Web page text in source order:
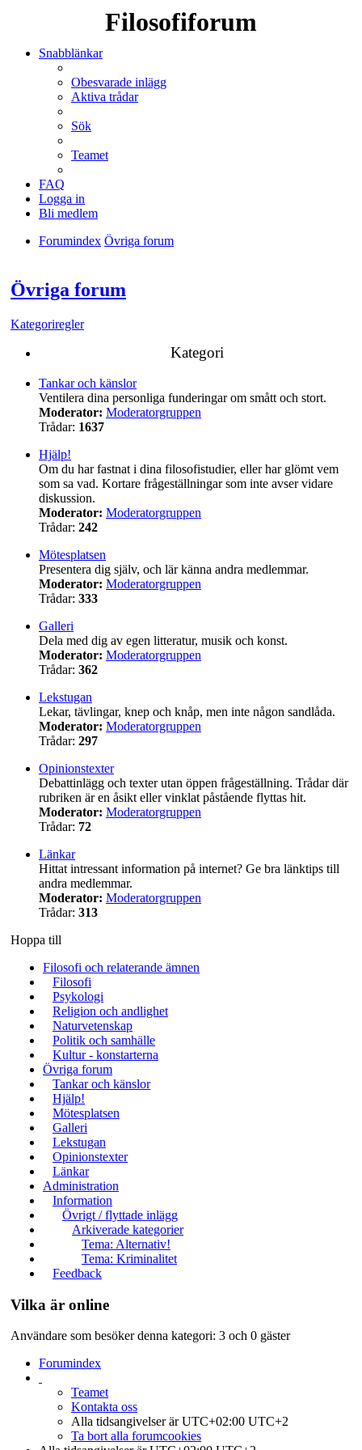
Filosofiforum
Snabblänkar
Obesvarade inlägg
Aktiva trådar
Sök
Teamet
FAQ
Logga in
Bli medlem
Forumindex Övriga forum
Övriga forum
Kategoriregler
Kategori
Tankar och känslor
Ventilera dina personliga funderingar om smått och stort.
Moderator: Moderatorgruppen
Trådar: 1637
Hjälp!
Om du har fastnat i dina filosofistudier, eller har glömt vem
som sa vad. Kortare frågeställningar som inte avser vidare
diskussion.
Moderator: Moderatorgruppen
Trådar: 242
Mötesplatsen
Presentera dig själv, och lär känna andra medlemmar.
Moderator: Moderatorgruppen
Trådar: 333
Galleri
Dela med dig av egen litteratur, musik och konst.
Moderator: Moderatorgruppen
Trådar: 362
Lekstugan
Lekar, tävlingar, knep och knåp, men inte någon sandlåda.
Moderator: Moderatorgruppen
Trådar: 297
Opinionstexter
Debattinlägg och texter utan öppen frågeställning. Trådar där
rubriken är en åsikt eller vinklat påstående flyttas hit.
Moderator: Moderatorgruppen
Trådar: 72
Länkar
Hittat intressant information på internet? Ge bra länktips till
andra medlemmar.
Moderator: Moderatorgruppen
Trådar: 313
Hoppa till
Filosofi och relaterande ämnen
Filosofi
Psykologi
Religion och andlighet
Naturvetenskap
Politik och samhälle
Kultur - konstarterna
Övriga forum
Tankar och känslor
Hjälp!
Mötesplatsen
Galleri
Lekstugan
Opinionstexter
Länkar
Administration
Information
Övrigt / flyttade inlägg
Arkiverade kategorier
Tema: Alternativ!
Tema: Kriminalitet
Feedback
Vilka är online
Användare som besöker denna kategori: 3 och 0 gäster
Forumindex
Teamet
Kontakta oss
Alla tidsangivelser är UTC+02:00 UTC+2
Ta bort alla forumcookies